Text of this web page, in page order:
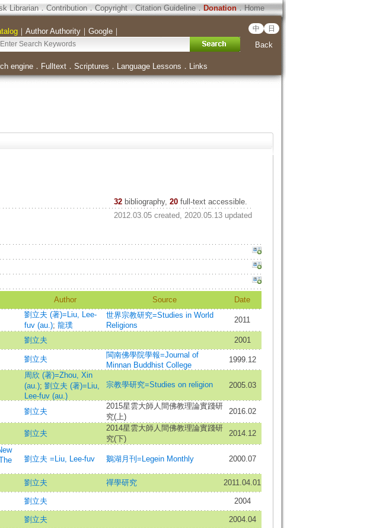
Librarian．Contribution．Copyright．Citation Guideline．Donation．Home
｜ Author Authority｜ Google｜ 中 日
Back
engine． Fulltext． Scriptures ． Language Lessons ． Links
32 bibliography, 20full-text accessible.
2012.03.05 created, 2020.05.13 updated
Author Source Date
劉立夫 (著)=Liu, Lee-
fuv (au.); 龍璞
世界宗教研究=Studies in World
Religions
2011
劉立夫 2001
劉立夫
閩南佛學院學報=Journal of
Minnan Buddhist College
1999.12
周欣 (著)=Zhou, Xin
(au.); 劉立夫 (著)=Liu,
Lee-fuv (au.)
宗教學研究=Studies on religion 2005.03
劉立夫
2015星雲大師人間佛教理論實踐研
究(上)
2016.02
劉立夫
2014星雲大師人間佛教理論實踐研
究(下)
2014.12
劉立夫 =Liu, Lee-fuv 鵝湖月刊=Legein Monthly 2000.07
劉立夫 禪學研究 2011.04.01
劉立夫 2004
劉立夫
2004.04